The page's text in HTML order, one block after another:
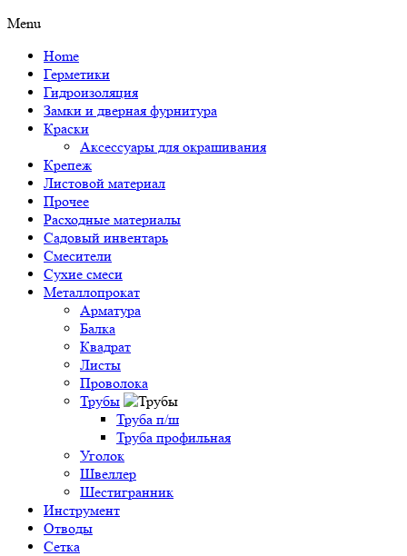
Menu
Home
Герметики
Гидроизоляция
Замки и дверная фурнитура
Краски
Аксессуары для окрашивания
Крепеж
Листовой материал
Прочее
Расходные материалы
Садовый инвентарь
Смесители
Сухие смеси
Металлопрокат
Арматура
Балка
Квадрат
Листы
Проволока
Трубы
Труба п/ш
Труба профильная
Уголок
Швеллер
Шестигранник
Инструмент
Отводы
Сетка